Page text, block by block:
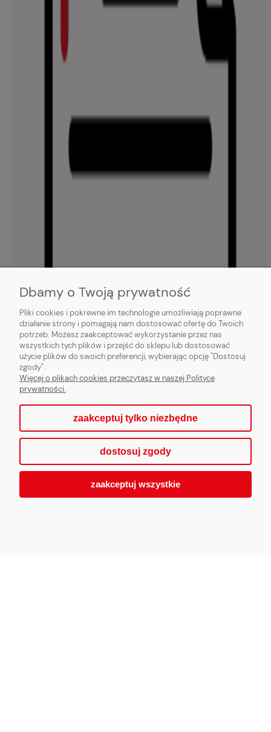
Dbamy o Twoją prywatność
Pliki cookies i pokrewne im technologie umożliwiają poprawne
działanie strony i pomagają nam dostosować ofertę do Twoich
potrzeb. Możesz zaakceptować wykorzystanie przez nas
wszystkich tych plików i przejść do sklepu lub dostosować
użycie plików do swoich preferencji, wybierając opcję "Dostosuj
zgody".
Więcej o plikach cookies przeczytasz w naszej Polityce
prywatności.
zaakceptuj tylko niezbędne
dostosuj zgody
zaakceptuj wszystkie